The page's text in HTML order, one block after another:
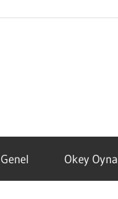
Genel Okey Oyna